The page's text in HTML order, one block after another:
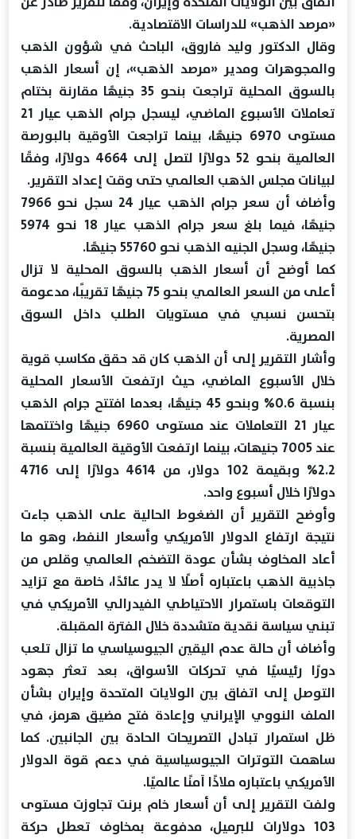
«مرصد الذهب» للدراسات الاقتصادية.
وقال الدكتور وليد فاروق، الباحث في شؤون الذهب
والمجوهرات ومدير «مرصد الذهب»، إن أسعار الذهب
بالسوق المحلية تراجعت بنحو 35 جنيهًا مقارنة بختام
تعاملات الأسبوع الماضي، ليسجل جرام الذهب عيار 21
مستوى 6970 جنيهًا، بينما تراجعت الأوقية بالبورصة
العالمية بنحو 52 دولارًا لتصل إلى 4664 دولارًا، وفقًا
لبيانات مجلس الذهب العالمي حتى وقت إعداد التقرير.
وأضاف أن سعر جرام الذهب عيار 24 سجل نحو 7966
جنيهًا، فيما بلغ سعر جرام الذهب عيار 18 نحو 5974
جنيهًا، وسجل الجنيه الذهب نحو 55760 جنيهًا.
كما أوضح أن أسعار الذهب بالسوق المحلية لا تزال
أعلى من السعر العالمي بنحو 75 جنيهًا تقريبًا، مدعومة
بتحسن نسبي في مستويات الطلب داخل السوق
المصرية.
وأشار التقرير إلى أن الذهب كان قد حقق مكاسب قوية
خلال الأسبوع الماضي، حيث ارتفعت الأسعار المحلية
بنسبة 0.6% وبنحو 45 جنيهًا، بعدما افتتح جرام الذهب
عيار 21 التعاملات عند مستوى 6960 جنيهًا واختتمها
عند 7005 جنيهات، بينما ارتفعت الأوقية العالمية بنسبة
2.2% وبقيمة 102 دولار، من 4614 دولارًا إلى 4716
دولارًا خلال أسبوع واحد.
وأوضح التقرير أن الضغوط الحالية على الذهب جاءت
نتيجة ارتفاع الدولار الأمريكي وأسعار النفط، وهو ما
أعاد المخاوف بشأن عودة التضخم العالمي وقلص من
جاذبية الذهب باعتباره أصلًا لا يدر عائدًا، خاصة مع تزايد
التوقعات باستمرار الاحتياطي الفيدرالي الأمريكي في
تبني سياسة نقدية متشددة خلال الفترة المقبلة.
وأضاف أن حالة عدم اليقين الجيوسياسي ما تزال تلعب
دورًا رئيسيًا في تحركات الأسواق، بعد تعثر جهود
التوصل إلى اتفاق بين الولايات المتحدة وإيران بشأن
الملف النووي الإيراني وإعادة فتح مضيق هرمز، في
ظل استمرار تبادل التصريحات الحادة بين الجانبين. كما
ساهمت التوترات الجيوسياسية في دعم قوة الدولار
الأمريكي باعتباره ملاذًا آمنًا عالميًا.
ولفت التقرير إلى أن أسعار خام برنت تجاوزت مستوى
103 دولارات للبرميل، مدفوعة بمخاوف تعطل حركة